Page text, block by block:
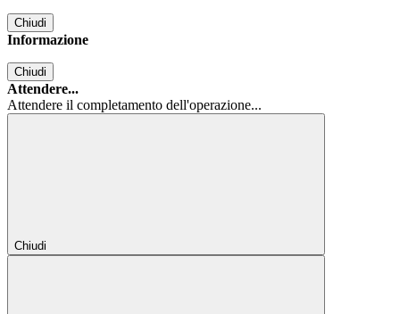
Chiudi
Informazione
Chiudi
Attendere...
Attendere il completamento dell'operazione...
Chiudi